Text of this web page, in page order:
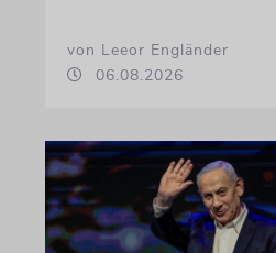
von Leeor Engländer
06.08.2026